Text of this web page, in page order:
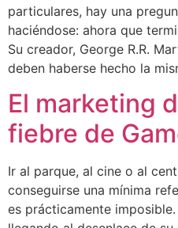
particulares, hay una
haciéndose: ahora que
Su creador, George R.R.
deben haberse hecho la
El marketing
fiebre de
Ir al parque, al cine o al
conseguirse una mínima
es prácticamente